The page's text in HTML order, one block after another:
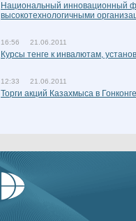
Национальный инновационный
высокотехнологичными
16:56 21.06.2011
Курсы тенге к инвалютам,
12:33 21.06.2011
Торги акций Казахмыса в